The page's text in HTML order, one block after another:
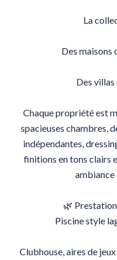
La
Des maisons
Des villas
Chaque propriété est
spacieuses chambres,
indépendantes,
finitions en tons clairs
ambiance
🌿
Piscine style
Clubhouse, aires de